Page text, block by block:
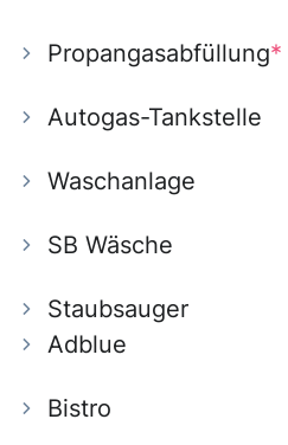
Propangasabfüllung*
Autogas-Tankstelle
Waschanlage
SB Wäsche
Staubsauger
Adblue
Bistro